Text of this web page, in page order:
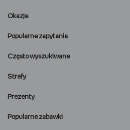
Okazje
Popularne zapytania
Często wyszukiwane
Strefy
Prezenty
Popularne zabawki